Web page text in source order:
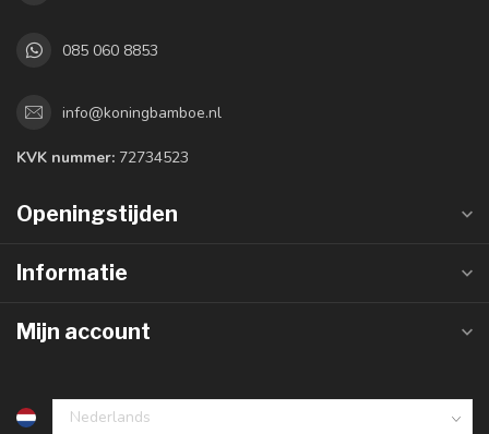
085 060 8853
info@koningbamboe.nl
KVK nummer: 72734523
Openingstijden
Informatie
Mijn account